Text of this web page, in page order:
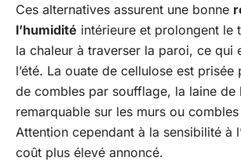
Ces alternatives assurent une bonne
l’humidité intérieure et prolongent le
la chaleur à traverser la paroi, ce qui
l’été. La ouate de cellulose est prisée
de combles par soufflage, la laine de
remarquable sur les murs ou
Attention cependant à la sensibilité à
coût plus élevé annoncé.